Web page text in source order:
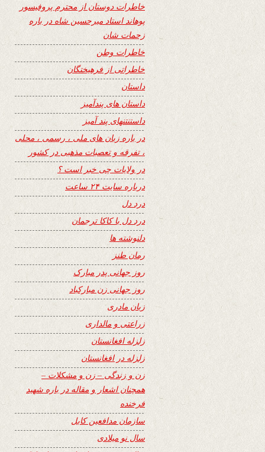
خاطرات دوستان از محترم پروفیسور
پوهاند استاد میرحسین شاه در باره
زحمات شان
خاطرات وطن
خاطراتی از فرهیختگان
داستان
داستان های پندآمیز
داستنتنهای پند آمیز
در باره زبان های ملی ، رسمی ، محلی
، تفرقه و تعصبات مذهبی در کشور
در ولایات چی خبر است ؟
درباره سایت ۲۴ ساعت
درد دل
درد دل با کاکا ترجمان
دلنوشته ها
رمان طنز
روز جهانی پدر مبارک
روز جهانی زن مبارکباد
زبان مادری
زراعتی و مالداری
زلزله افغانستان
زلزله در افغانستان
زن و زندگی – زن و مشکلات –
همچنان اشعار و مقاله در باره شهید
فرخنده
سازمان مدافعین کابل
سال نو میلادی